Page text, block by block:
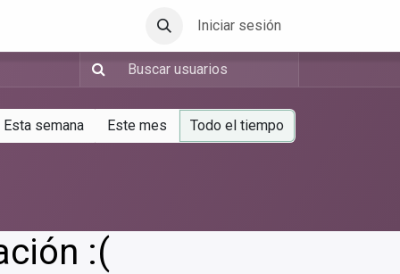
Iniciar sesión
Esta semana Este mes Todo el tiempo
:(